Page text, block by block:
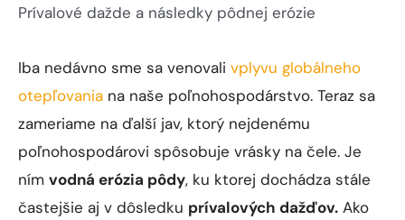
Prívalové dažde a následky pôdnej erózie
Iba nedávno sme sa venovali vplyvu globálneho
otepľovania na naše poľnohospodárstvo. Teraz sa
zameriame na ďalší jav, ktorý nejdenému
poľnohospodárovi spôsobuje vrásky na čele. Je
ním vodná erózia pôdy, ku ktorej dochádza stále
častejšie aj v dôsledku prívalových dažďov. Ako